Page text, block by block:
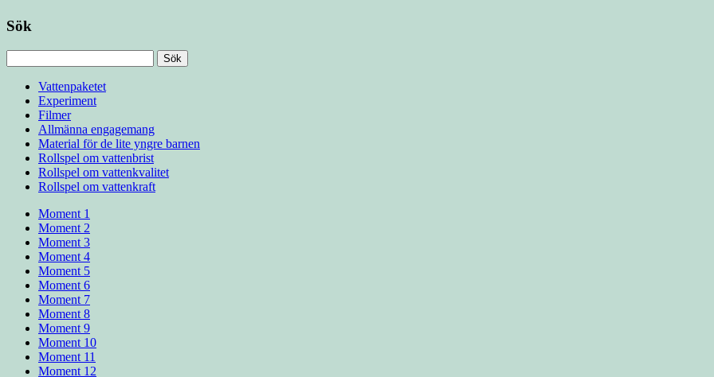
Sök
efter:
Vattenpaketet
Experiment
Filmer
Allmänna engagemang
Material för de lite yngre barnen
Rollspel om vattenbrist
Rollspel om vattenkvalitet
Rollspel om vattenkraft
Moment 1
Moment 2
Moment 3
Moment 4
Moment 5
Moment 6
Moment 7
Moment 8
Moment 9
Moment 10
Moment 11
Moment 12